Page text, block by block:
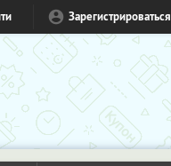
Зарегистрироваться